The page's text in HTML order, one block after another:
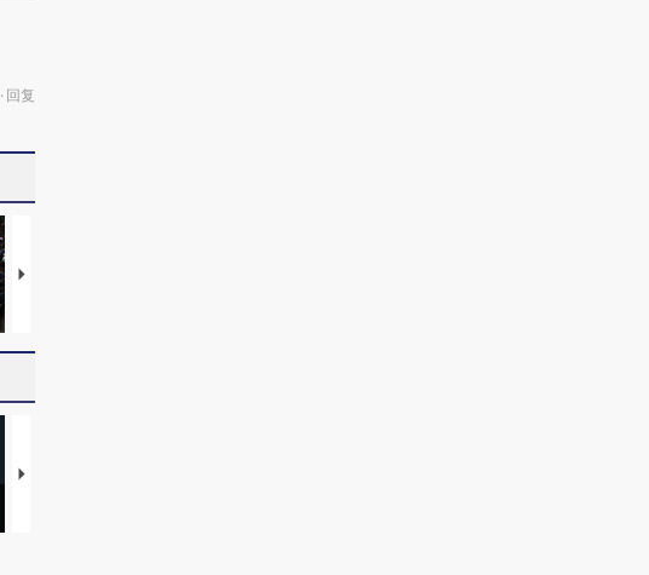
· 回复
视线｜“入侵”还是“人道危
【推广】走进第四届链博